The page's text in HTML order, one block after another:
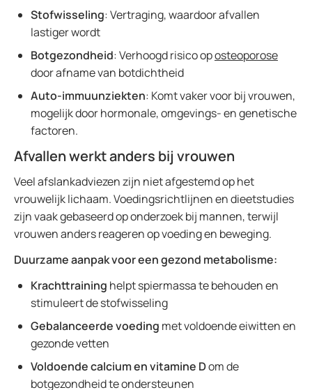
Stofwisseling: Vertraging, waardoor afvallen
lastiger wordt
Botgezondheid: Verhoogd risico oposteoporose
door afname van botdichtheid
Auto-immuunziekten: Komt vaker voor bij vrouwen,
mogelijk door hormonale, omgevings- en genetische
factoren.
Afvallen werkt anders bij vrouwen
Veel afslankadviezen zijn niet afgestemd op het
vrouwelijk lichaam. Voedingsrichtlijnen en dieetstudies
zijn vaak gebaseerd op onderzoek bij mannen, terwijl
vrouwen anders reageren op voeding en beweging.
Duurzame aanpak voor een gezond metabolisme:
Krachttraining helpt spiermassa te behouden en
stimuleert de stofwisseling
Gebalanceerde voeding met voldoende eiwitten en
gezonde vetten
Voldoende calcium en vitamine Dom de
botgezondheid te ondersteunen